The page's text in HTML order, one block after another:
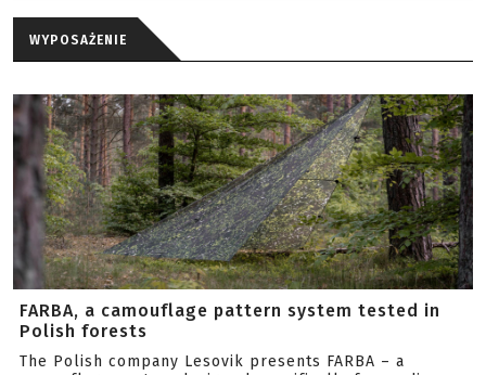
WYPOSAŻENIE
FARBA, a camouflage pattern system tested in
Polish forests
The Polish company Lesovik presents FARBA – a